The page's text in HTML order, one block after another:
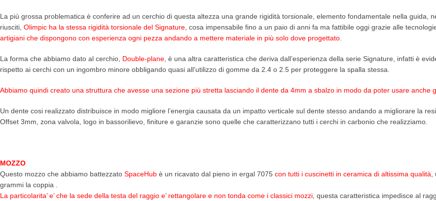
La più grossa problematica è conferire ad un cerchio di questa altezza una grande rigidità torsionale, elemento fondamentale nella guida,
riusciti, Olimpic ha la stessa rigidità torsionale del Signature , cosa impensabile fino a un paio di anni fa ma fattibile oggi grazie alle
artigiani che dispongono con esperienza ogni pezza andando a mettere materiale in più solo dove progettato
La forma che abbiamo dato al cerchio, Double-plane , è una altra caratteristica che deriva dall’esperienza della serie Signature, infatti è
rispetto ai cerchi con un ingombro minore obbligando quasi all’utilizzo di gomme da 2.4 o 2.5 per proteggere la spalla stessa.
Abbiamo quindi creato una struttura che avesse una sezione più stretta lasciando il dente da 4mm a sbalzo in modo da poter usare
Un dente cosi realizzato distribuisce in modo migliore l’energia causata da un impatto verticale sul dente stesso andando a migliorare la
Offset 3mm, zona valvola, logo in bassorilievo, finiture e garanzie sono quelle che caratterizzano tutti i cerchi in carbonio che realizziamo.
MOZZO
Questo mozzo che abbiamo battezzato SpaceHub è un ricavato dal pieno in ergal 7075 con tutti i cuscinetti in ceramica di altissima qualità
grammi la coppia .
La particolarita’ e’ che la sede della testa del raggio e’ rettangolare e non tonda come i classici mozzi , questa caratteristica impedisce al